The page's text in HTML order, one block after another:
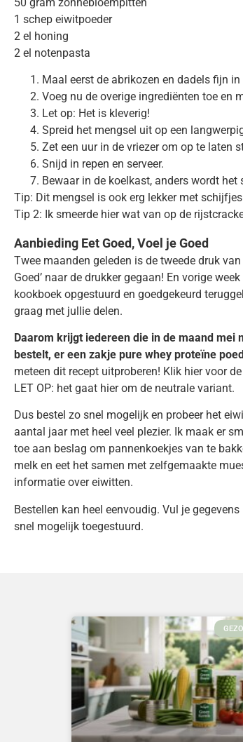
1 schep eiwitpoeder
2 el honing
2 el notenpasta
Maal eerst de abrikozen en dadels fijn
Voeg nu de overige ingrediënten toe en
Let op: Het is kleverig!
Spreid het mengsel uit op een
Zet een uur in de vriezer om op te laten
Snijd in repen en serveer.
Bewaar in de koelkast, anders wordt het
Tip: Dit mengsel is ook erg lekker met
Tip 2: Ik smeerde hier wat van op de
Aanbieding Eet Goed, Voel je Goed
Twee maanden geleden is de tweede druk
Goed’ naar de drukker gegaan! En vorige
kookboek opgestuurd en goedgekeurd
graag met jullie delen.
Daarom krijgt iedereen die in de maand mei
bestelt, er een zakje pure whey proteïne
meteen dit recept uitproberen! Klik hier voor
LET OP: het gaat hier om de neutrale variant.
Dus bestel zo snel mogelijk en probeer het
aantal jaar met heel veel plezier. Ik maak er
toe aan beslag om pannenkoekjes van te
melk en eet het samen met zelfgemaakte
informatie over eiwitten.
Bestellen kan heel eenvoudig. Vul je
snel mogelijk toegestuurd.